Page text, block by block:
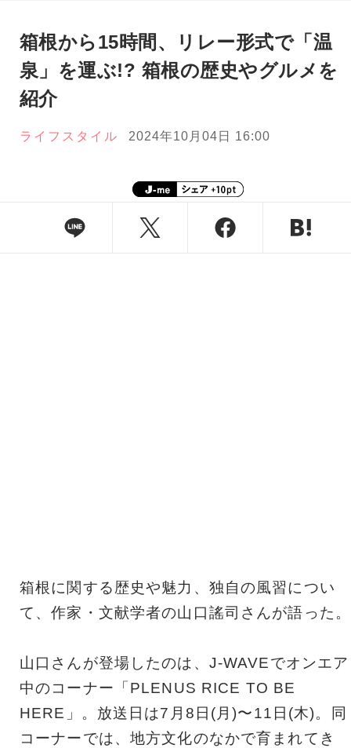
箱根から15時間、リレー形式で「温
泉」を運ぶ!? 箱根の歴史やグルメを
紹介
ライフスタイル 2024年10月04日 16:00
箱根に関する歴史や魅力、独自の風習につい
て、作家・文献学者の山口謠司さんが語った。
山口さんが登場したのは、J-WAVEでオンエア
中のコーナー「PLENUS RICE TO BE
HERE」。放送日は7月8日(月)〜11日(木)。同
コーナーでは、地方文化のなかで育まれてき